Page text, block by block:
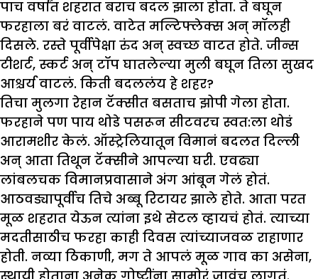
पाच वर्षांत शहरात बराच बदल झाला होता. ते बघून
फरहाला बरं वाटलं. वाटेत मल्टिफ्लेक्स अन् मॉलही
दिसले. रस्ते पूर्वीपेक्षा रुंद अन् स्वच्छ वाटत होते. जीन्स
टीशर्ट, स्कर्ट अन् टॉप घातलेल्या मुली बघून तिला सुखद
आश्चर्य वाटलं. किती बदललंय हे शहर?
तिचा मुलगा रेहान टॅक्सीत बसताच झोपी गेला होता.
फरहाने पण पाय थोडे पसरून सीटवरच स्वत:ला थोडं
आरामशीर केलं. ऑस्ट्रेलियातून विमानं बदलत दिल्ली
अन् आता तिथून टॅक्सीने आपल्या घरी. एवढ्या
लांबलचक विमानप्रवासाने अंग आंबून गेलं होतं.
आठवड्यापूर्वीच तिचे अब्बू रिटायर झाले होते. आता परत
मूळ शहरात येऊन त्यांना इथे सेटल व्हायचं होतं. त्याच्या
मदतीसाठीच फरहा काही दिवस त्यांच्याजवळ राहाणार
होती. नव्या ठिकाणी, मग ते आपलं मूळ गाव का असेना,